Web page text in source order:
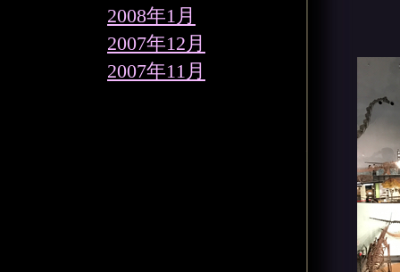
2008年1月
2007年12月
2007年11月